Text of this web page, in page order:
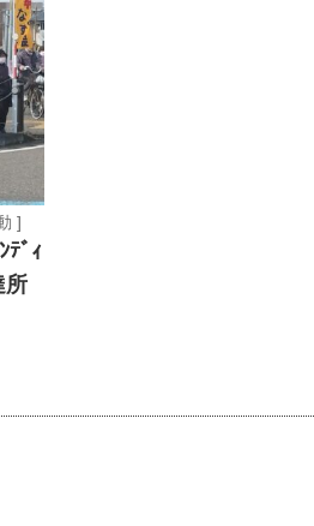
]
ﾃﾞｨ
所